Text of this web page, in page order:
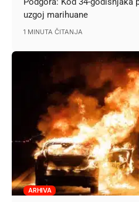
uzgoj marihuane
1 MINUTA ČITANJA
ARHIVA